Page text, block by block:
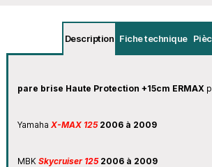
Description Fiche technique
pare brise Haute Protection +15cm ERMAX
Yamaha X-MAX 125 2006 à 2009
MBK Skycruiser 1252006 à 2009